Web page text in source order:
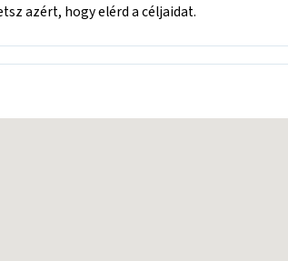
azért, hogy elérd a céljaidat.